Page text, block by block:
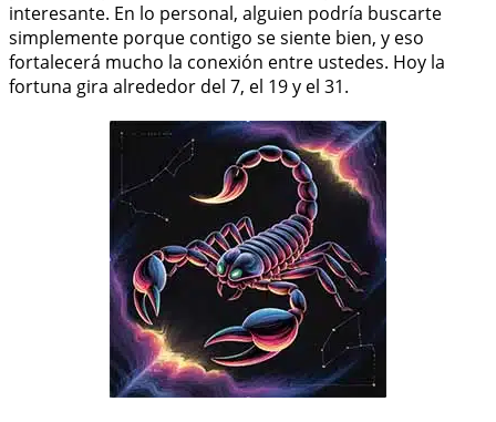
interesante. En lo personal, alguien podría buscarte
simplemente porque contigo se siente bien, y eso
fortalecerá mucho la conexión entre ustedes. Hoy la
fortuna gira alrededor del 7, el 19 y el 31.